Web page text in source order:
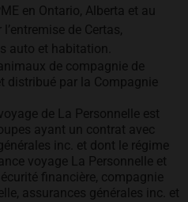
en Ontario, Alberta et au
de Certas,
auto et habitation.
de compagnie de
distribué par la Compagnie
de La Personnelle est
ayant un contrat avec
inc. et dont le régime
voyage La Personnelle et
financière, compagnie
assurances générales inc. et